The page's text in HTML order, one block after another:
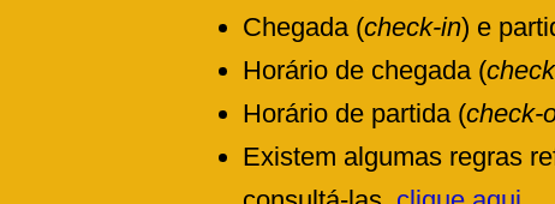
Chegada (check-in) e
Horário de chegada (
Horário de partida (check-
Existem algumas regras